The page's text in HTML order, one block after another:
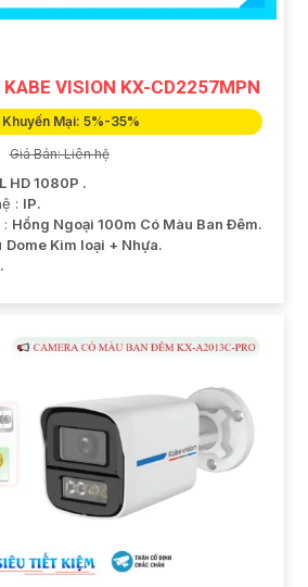
VISION KX-CD2257MPN
Khuyến Mại: 5%-35%
Giá Bán: Liên hệ
HD 1080P .
: IP.
Hồng Ngoại 100m Có Màu Ban Ðêm.
Dome Kim loại + Nhựa.